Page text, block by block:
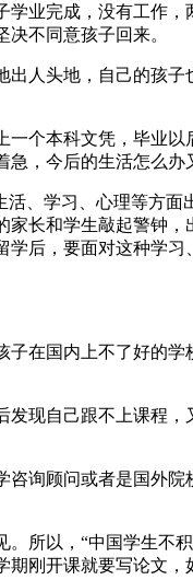
业完成，没有工作
不同意孩子回来。
人头地，自己的孩
个本科文凭，毕业以
，今后的生活怎么办
、学习、心理等方面
长和学生敲起警钟
后，要面对这种学
在国内上不了好的
现自己跟不上课程
询顾问或者是国外
所以，“中国学生不
刚开课就要写论文